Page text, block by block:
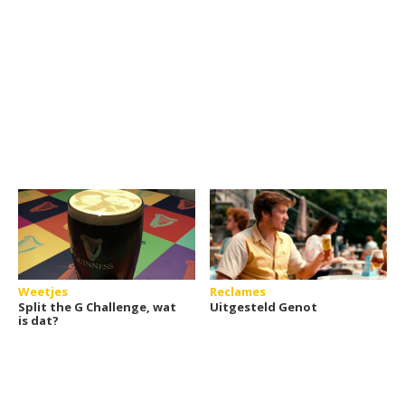
Weetjes
Split the G Challenge, wat
is dat?
Reclames
Uitgesteld Genot